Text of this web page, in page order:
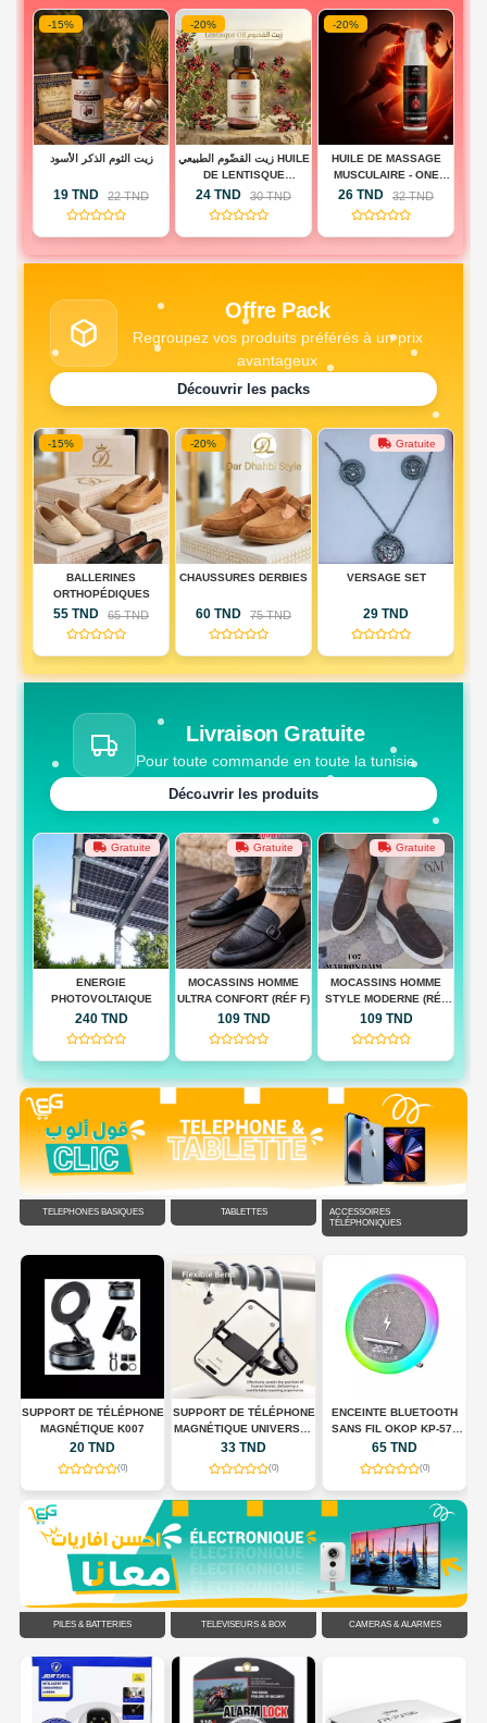
-15%
زيت الثوم الذكر الأسود
19 TND 22 TND
(0)
-20%
زيت القضّوم الطبيعي HUILE
DE LENTISQUE
PISTACHIER
24 TND 30 TND
(0)
-20%
HUILE DE MASSAGE
MUSCULAIRE - ONE
TOUCH ACTIVE
26 TND 32 TND
(0)
Offre Pack
Regroupez vos produits préférés à un prix
avantageux
Découvrir les packs
-15%
BALLERINES
ORTHOPÉDIQUES
55 TND 65 TND
(0)
-20%
CHAUSSURES DERBIES
60 TND 75 TND
(0)
Gratuite
VERSAGE SET
29 TND
(0)
Livraison Gratuite
Pour toute commande en toute la tunisie
Découvrir les produits
Gratuite
ENERGIE
PHOTOVOLTAIQUE
240 TND
(0)
Gratuite
MOCASSINS HOMME
ULTRA CONFORT (RÉF F)
109 TND
(0)
Gratuite
MOCASSINS HOMME
STYLE MODERNE (RÉF
F)
109 TND
(0)
TÉLÉPHONES BASIQUES TABLETTES
ACCESSOIRES
TÉLÉPHONIQUES
SUPPORT DE TÉLÉPHONE
MAGNÉTIQUE K007
20 TND
(0)
SUPPORT DE TÉLÉPHONE
MAGNÉTIQUE UNIVERSEL
POUR TOUR DE COU
FLEXIBLE
33 TND
(0)
ENCEINTE BLUETOOTH
SANS FIL OKOP KP-577
AVEC CHARGEUR SANS
FIL, HORLOGE LED ET
ÉCLAIRAGE RGB
65 TND
(0)
PILES & BATTERIES TÉLÉVISEURS & BOX CAMÉRAS & ALARMES